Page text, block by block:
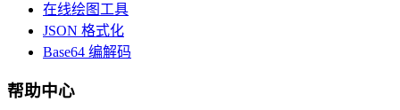
在线绘图工具
JSON 格式化
Base64 编解码
帮助中心